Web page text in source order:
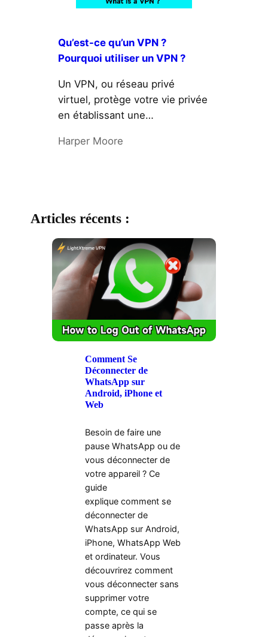
Qu’est-ce qu’un VPN ?
Pourquoi utiliser un VPN ?
Un VPN, ou réseau privé
virtuel, protège votre vie privée
en établissant une…
Harper Moore
Articles récents :
Comment Se
Déconnecter de
WhatsApp sur
Android, iPhone et
Web
Besoin de faire une
pause WhatsApp ou de
vous déconnecter de
votre appareil ? Ce
guide
explique comment se
déconnecter de
WhatsApp sur Android,
iPhone, WhatsApp Web
et ordinateur. Vous
découvrirez comment
vous déconnecter sans
supprimer votre
compte, ce qui se
passe après la